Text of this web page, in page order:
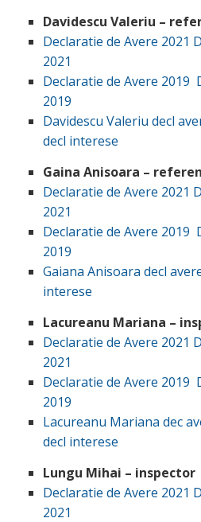
Davidescu Valeriu –
Declaratie de Avere 2021
2021
Declaratie de Avere 2019
2019
Davidescu Valeriu decl
decl interese
Gaina Anisoara –
Declaratie de Avere 2021
2021
Declaratie de Avere 2019
2019
Gaiana Anisoara decl
interese
Lacureanu Mariana –
Declaratie de Avere 2021
2021
Declaratie de Avere 2019
2019
Lacureanu Mariana dec
decl interese
Lungu Mihai – inspector
Declaratie de Avere 2021
2021